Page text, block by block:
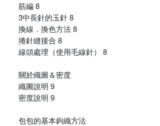
筋編 8
3中長針的玉針 8
換線．換色方法 8
捲針縫接合 8
線頭處理（使用毛線針） 8
關於織圖＆密度
織圖說明 9
密度說明 9
包包的基本鉤織方法